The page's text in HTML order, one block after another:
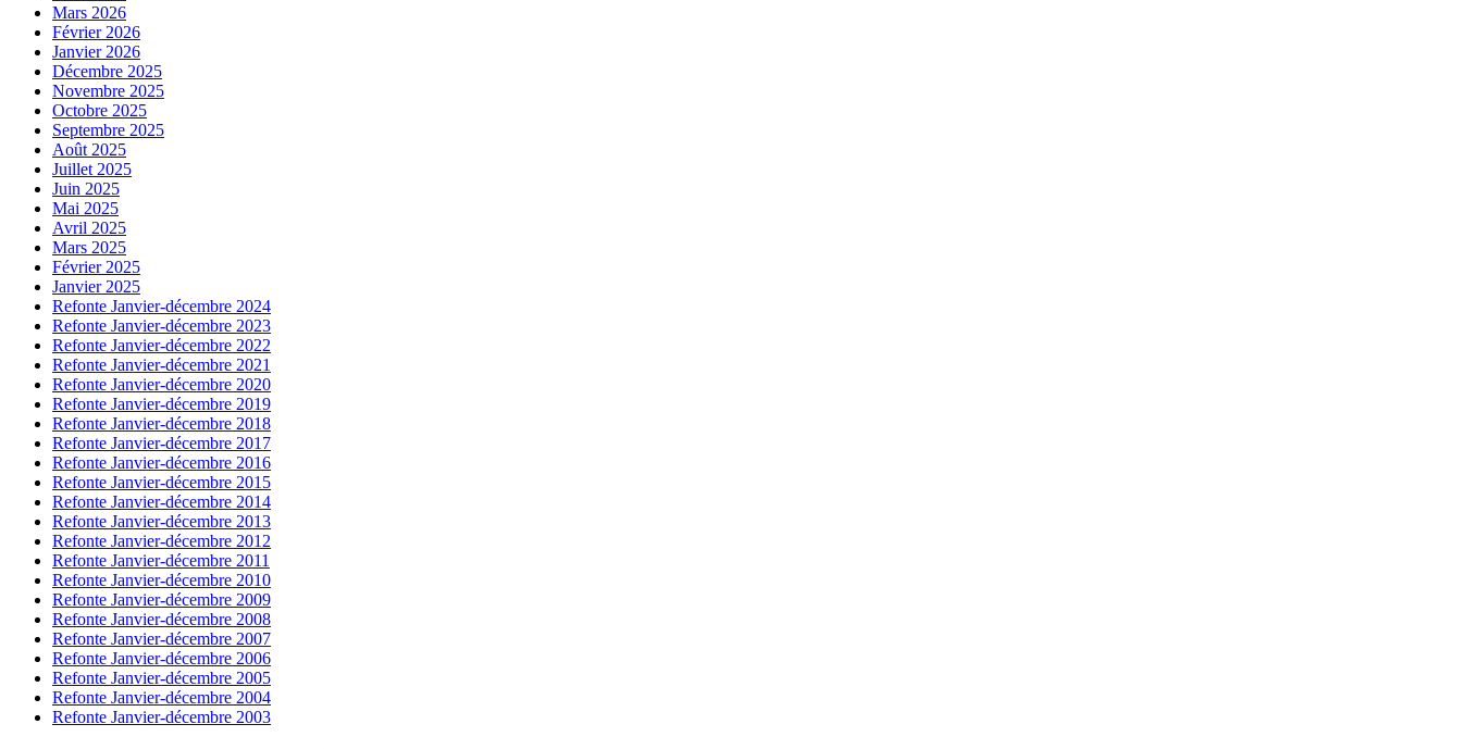
Mars 2026
Février 2026
Janvier 2026
Décembre 2025
Novembre 2025
Octobre 2025
Septembre 2025
Août 2025
Juillet 2025
Juin 2025
Mai 2025
Avril 2025
Mars 2025
Février 2025
Janvier 2025
Refonte Janvier-décembre 2024
Refonte Janvier-décembre 2023
Refonte Janvier-décembre 2022
Refonte Janvier-décembre 2021
Refonte Janvier-décembre 2020
Refonte Janvier-décembre 2019
Refonte Janvier-décembre 2018
Refonte Janvier-décembre 2017
Refonte Janvier-décembre 2016
Refonte Janvier-décembre 2015
Refonte Janvier-décembre 2014
Refonte Janvier-décembre 2013
Refonte Janvier-décembre 2012
Refonte Janvier-décembre 2011
Refonte Janvier-décembre 2010
Refonte Janvier-décembre 2009
Refonte Janvier-décembre 2008
Refonte Janvier-décembre 2007
Refonte Janvier-décembre 2006
Refonte Janvier-décembre 2005
Refonte Janvier-décembre 2004
Refonte Janvier-décembre 2003